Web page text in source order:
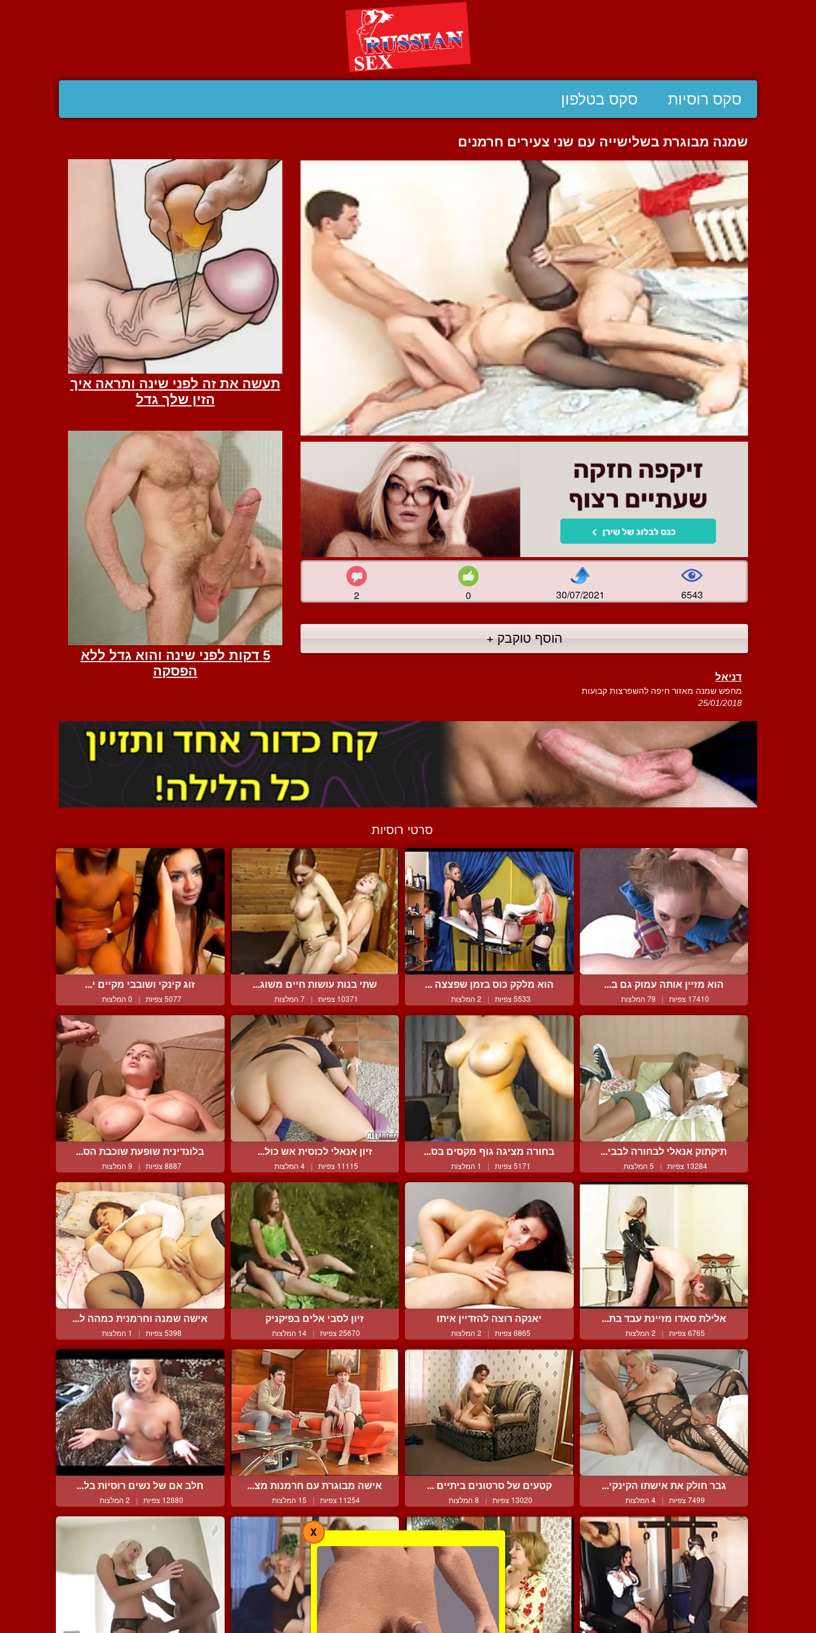
סקס רוסיות סקס בטלפון
שמנה מבוגרת בשלישייה עם שני צעירים חרמנים
2 0 30/07/2021 6543
הוסף טוקבק +
דניאל
מחפש שמנה מאזור חיפה להשפרצות קבועות
25/01/2018
סרטי רוסיות
הוא מזיין אותה עמוק גם ב...
17410 צפיות | 79 המלצות
הוא מלקק כוס בזמן שפצצה ...
5533 צפיות | 2 המלצות
שתי בנות עושות חיים משוג...
10371 צפיות | 7 המלצות
זוג קינקי ושובבי מקיים י...
5077 צפיות | 0 המלצות
תיקתוק אנאלי לבחורה לבבי...
13284 צפיות | 5 המלצות
בחורה מציגה גוף מקסים בס...
5171 צפיות | 1 המלצות
זיון אנאלי לכוסית אש כול...
11115 צפיות | 4 המלצות
בלונדינית שופעת שוכבת הס...
8887 צפיות | 9 המלצות
אלילת סאדו מזיינת עבד בת...
6765 צפיות | 2 המלצות
יאנקה רוצה להזדיין איתו
6865 צפיות | 2 המלצות
זיון לסבי אלים בפיקניק
25670 צפיות | 14 המלצות
אישה שמנה וחרמנית כמהה ל...
5398 צפיות | 1 המלצות
גבר חולק את אישתו הקינקי...
7499 צפיות | 4 המלצות
קטעים של סרטונים ביתיים ...
13020 צפיות | 8 המלצות
אישה מבוגרת עם חרמנות מצ...
11254 צפיות | 15 המלצות
חלב אם של נשים רוסיות בל...
12880 צפיות | 2 המלצות
X